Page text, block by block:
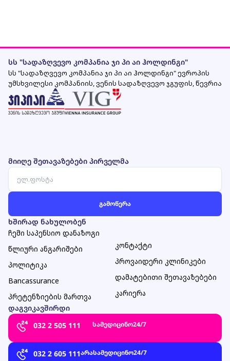
სს "სადაზღვევო კომპანია ჯი პი აი ჰოლდინგი"
სს "სადაზღვევო კომპანია ჯი პი აი ჰოლდინგი" ევროპის
უმსხვილესი კომპანიის, ვენის სადაზღვევო ჯგუფის, წევრია
მიიღე შეთავაზებები პირველმა
ხშირად ნახულობენ
ჩემი საპენსიო დანაზოგი
წლიური ანგარიშები
პოლიტიკა
Bancassurance
პრეტენზიების მართვა
კონტაქტი
პროვაიდერი კლინიკები
დამატებითი შეთავაზებები
კარიერა
დაგვიკავშირდი
032 2 505 111
სამედიცინო24/7
032 2 605 111არასამედიცინო24/7